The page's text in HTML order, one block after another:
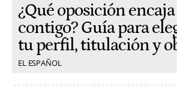
¿Qué oposición
contigo? Guía para
tu perfil, titulación y
EL ESPAÑOL